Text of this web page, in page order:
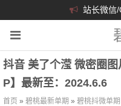
站长微信
抖音 美了个滢 微密圈
P】最新至：2024.6.6
首页 » 碧桃最新单期 » 碧桃抖微单期